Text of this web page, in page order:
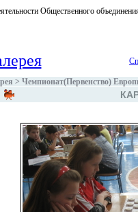
Общественного
> Чемпионат(Первенство)